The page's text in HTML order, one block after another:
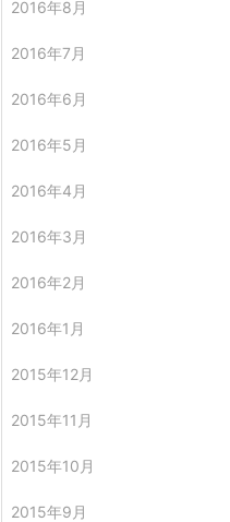
2016年8月
2016年7月
2016年6月
2016年5月
2016年4月
2016年3月
2016年2月
2016年1月
2015年12月
2015年11月
2015年10月
2015年9月